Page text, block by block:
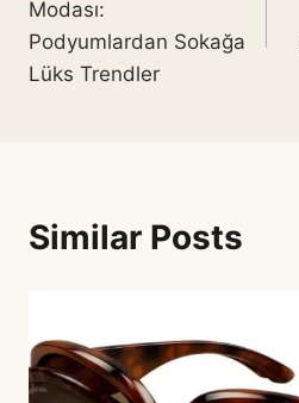
Modası:
Podyumlardan Sokağa
Lüks Trendler
Similar Posts